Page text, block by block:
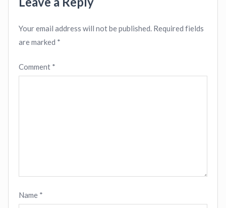
Your email address will not be published. Required fields
are marked *
Comment *
Name *